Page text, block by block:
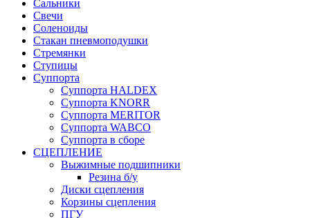
Сальники
Свечи
Соленоиды
Стакан пневмоподушки
Стремянки
Ступицы
Суппорта
Суппорта HALDEX
Суппорта KNORR
Суппорта MERITOR
Суппорта WABCO
Суппорта в сборе
СЦЕПЛЕНИЕ
Выжимные подшипники
Резина б/у
Диски сцепления
Корзины сцепления
ПГУ